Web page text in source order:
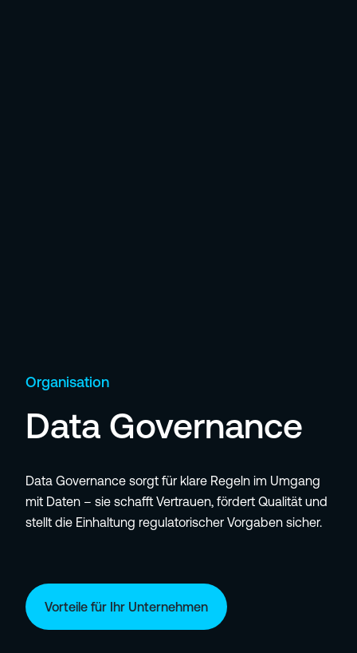
Organisation
Data Governance
Data Governance sorgt für klare Regeln im Umgang
mit Daten – sie schafft Vertrauen, fördert Qualität und
stellt die Einhaltung regulatorischer Vorgaben sicher.
Vorteile für Ihr Unternehmen